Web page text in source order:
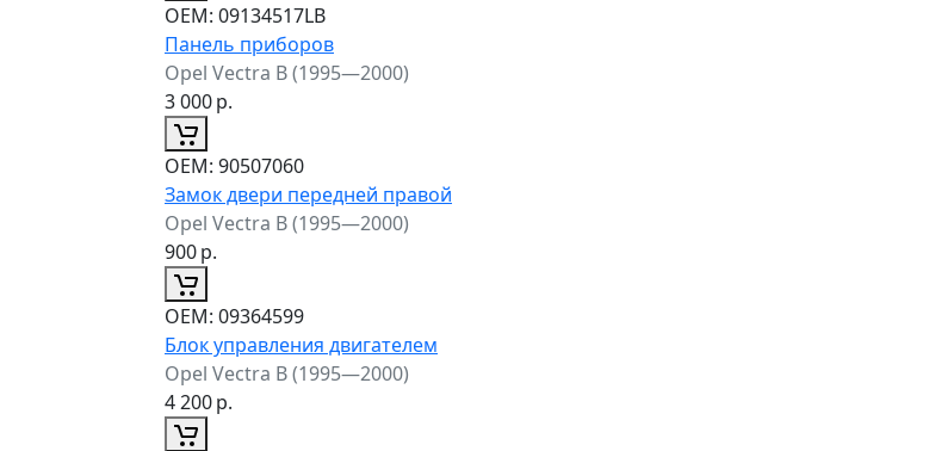
ОЕМ: 09134517LB
Панель приборов
Opel Vectra B (1995—2000)
3 000р.
ОЕМ: 90507060
Замок двери передней правой
Opel Vectra B (1995—2000)
900р.
ОЕМ: 09364599
Блок управления двигателем
Opel Vectra B (1995—2000)
4 200р.